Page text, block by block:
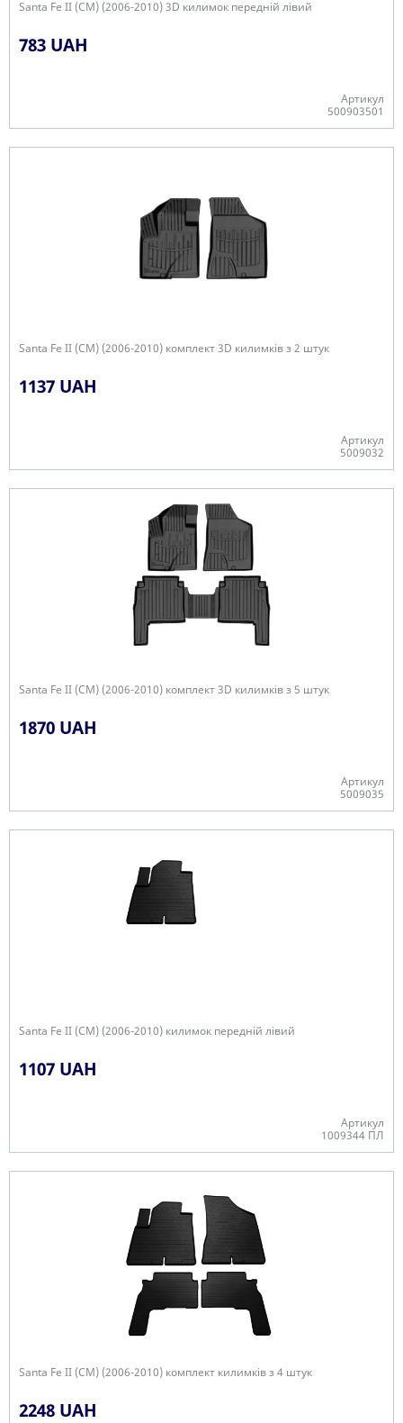
Santa Fe II (CM) (2006-2010) 3D килимок передній лівий
783 UAH
Артикул
500903501
Santa Fe II (CM) (2006-2010) комплект 3D килимків з 2 штук
1137 UAH
Артикул
5009032
Santa Fe II (CM) (2006-2010) комплект 3D килимків з 5 штук
1870 UAH
Артикул
5009035
Santa Fe II (CM) (2006-2010) килимок передній лівий
1107 UAH
Артикул
1009344 ПЛ
Santa Fe II (CM) (2006-2010) комплект килимків з 4 штук
2248 UAH